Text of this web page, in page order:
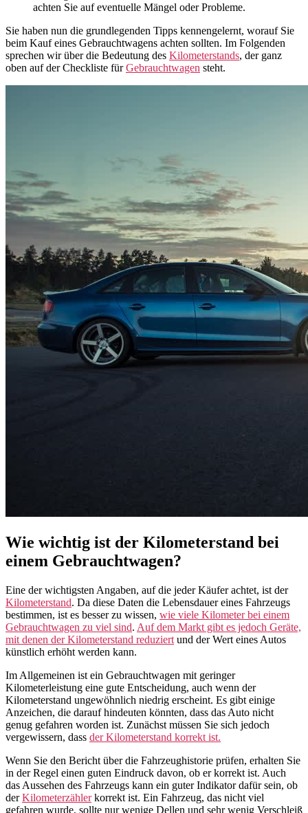
achten Sie auf eventuelle Mängel oder Probleme.
Sie haben nun die grundlegenden Tipps kennengelernt, worauf Sie
beim Kauf eines Gebrauchtwagens achten sollten. Im Folgenden
sprechen wir über die Bedeutung des Kilometerstands, der ganz
oben auf der Checkliste fürGebrauchtwagen steht.
Wie wichtig ist der Kilometerstand bei
einem Gebrauchtwagen?
Eine der wichtigsten Angaben, auf die jeder Käufer achtet, ist der
Kilometerstand. Da diese Daten die Lebensdauer eines Fahrzeugs
bestimmen, ist es besser zu wissen, wie viele Kilometer bei einem
Gebrauchtwagen zu viel sind. Auf dem Markt gibt es jedoch Geräte,
mit denen der Kilometerstand reduziert und der Wert eines Autos
künstlich erhöht werden kann.
Im Allgemeinen ist ein Gebrauchtwagen mit geringer
Kilometerleistung eine gute Entscheidung, auch wenn der
Kilometerstand ungewöhnlich niedrig erscheint. Es gibt einige
Anzeichen, die darauf hindeuten könnten, dass das Auto nicht
genug gefahren worden ist. Zunächst müssen Sie sich jedoch
vergewissern, dass der Kilometerstand korrekt ist.
Wenn Sie den Bericht über die Fahrzeughistorie prüfen, erhalten Sie
in der Regel einen guten Eindruck davon, ob er korrekt ist. Auch
das Aussehen des Fahrzeugs kann ein guter Indikator dafür sein, ob
derKilometerzählerkorrekt ist. Ein Fahrzeug, das nicht viel
gefahren wurde, sollte nur wenige Dellen und sehr wenig Verschleiß